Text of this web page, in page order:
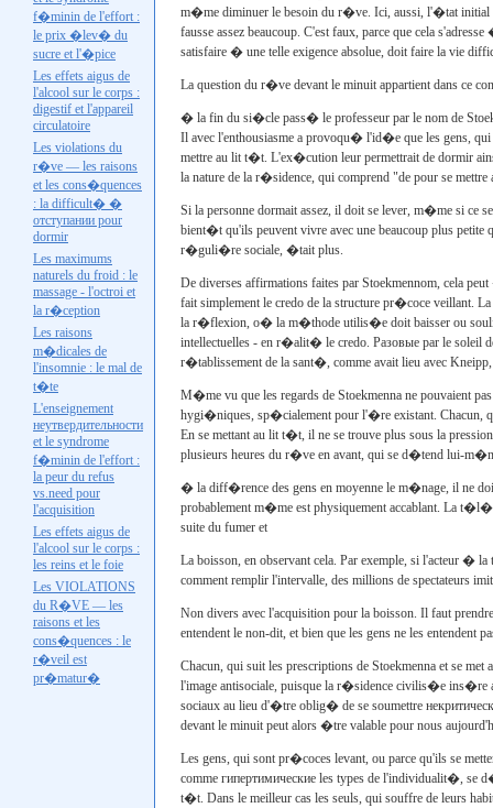
f�minin de l'effort :
le prix �lev� du
sucre et l'�pice
Les effets aigus de
l'alcool sur le corps :
digestif et l'appareil
circulatoire
Les violations du
r�ve — les raisons
et les cons�quences
: la difficult� �
отступании pour
dormir
Les maximums
naturels du froid : le
massage - l'octroi et
la r�ception
Les raisons
m�dicales de
l'insomnie : le mal de
t�te
L'enseignement
неутвердительности
et le syndrome
f�minin de l'effort :
la peur du refus
vs.need pour
l'acquisition
Les effets aigus de
l'alcool sur le corps :
les reins et le foie
Les VIOLATIONS
du R�VE — les
raisons et les
cons�quences : le
r�veil est
pr�matur�
m�me diminuer le besoin du r�ve. Ici, aussi, l'�tat
fausse assez beaucoup. C'est faux, parce que cela
satisfaire � une telle exigence absolue, doit faire la vie
La question du r�ve devant le minuit appartient dans ce
� la fin du si�cle pass� le professeur par le nom de
Il avec l'enthousiasme a provoqu� l'id�e que les gens,
mettre au lit t�t. L'ex�cution leur permettrait de dormir
la nature de la r�sidence, qui comprend "de pour se mettre
Si la personne dormait assez, il doit se lever, m�me si ce
bient�t qu'ils peuvent vivre avec une beaucoup plus
r�guli�re sociale, �tait plus.
De diverses affirmations faites par Stoekmennom, cela
fait simplement le credo de la structure pr�coce veillant.
la r�flexion, o� la m�thode utilis�e doit baisser ou
intellectuelles - en r�alit� le credo. Разовые par le soleil
r�tablissement de la sant�, comme avait lieu avec Kneipp
M�me vu que les regards de Stoekmenna ne pouvaient
hygi�niques, sp�cialement pour l'�re existant. Chacun,
En se mettant au lit t�t, il ne se trouve plus sous la
plusieurs heures du r�ve en avant, qui se d�tend lui-
� la diff�rence des gens en moyenne le m�nage, il ne
probablement m�me est physiquement accablant. La
suite du fumer et
La boisson, en observant cela. Par exemple, si l'acteur �
comment remplir l'intervalle, des millions de spectateurs
Non divers avec l'acquisition pour la boisson. Il faut
entendent le non-dit, et bien que les gens ne les entendent
Chacun, qui suit les prescriptions de Stoekmenna et se met
l'image antisociale, puisque la r�sidence civilis�e ins�re
sociaux au lieu d'�tre oblig� de se soumettre
devant le minuit peut alors �tre valable pour nous
Les gens, qui sont pr�coces levant, ou parce qu'ils se
comme гипертимические les types de l'individualit�, se
t�t. Dans le meilleur cas les seuls, qui souffre de leurs